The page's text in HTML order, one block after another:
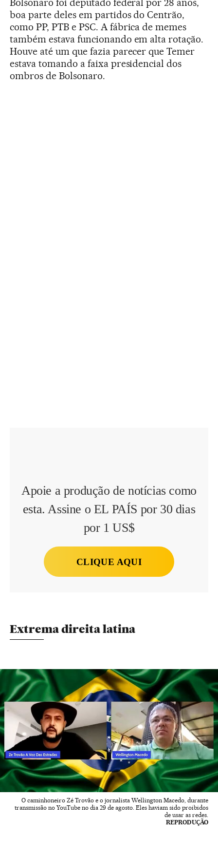
boa parte deles em partidos do Centrão,
como PP, PTB e PSC. A fábrica de memes
também estava funcionando em alta rotação.
Houve até um que fazia parecer que Temer
estava tomando a faixa presidencial dos
ombros de Bolsonaro.
Apoie a produção de notícias como
esta. Assine o EL PAÍS por 30 dias
por 1 US$
CLIQUE AQUI
Extrema direita latina
O caminhoneiro Zé Trovão e o jornalista Wellington Macedo, durante
transmissão no YouTube no dia 29 de agosto. Eles haviam sido proibidos
de usar as redes.
REPRODUÇÃO